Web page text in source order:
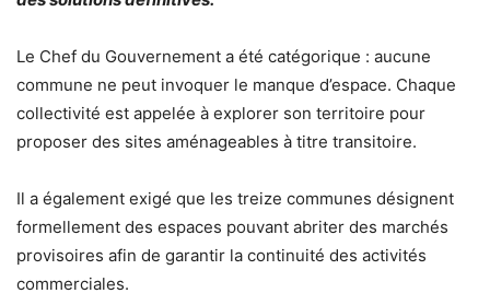
Le Chef du Gouvernement a été catégorique : aucune
commune ne peut invoquer le manque d’espace. Chaque
collectivité est appelée à explorer son territoire pour
proposer des sites aménageables à titre transitoire.
Il a également exigé que les treize communes désignent
formellement des espaces pouvant abriter des marchés
provisoires afin de garantir la continuité des activités
commerciales.